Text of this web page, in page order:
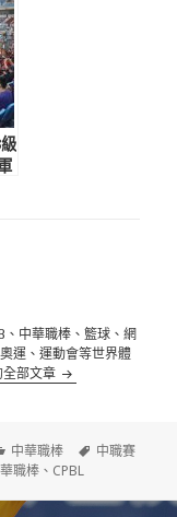
中華職棒、籃球、網
運、運動會等世界體
部文章
分
類
中華職棒
標
中職賽
職棒 、 CPBL